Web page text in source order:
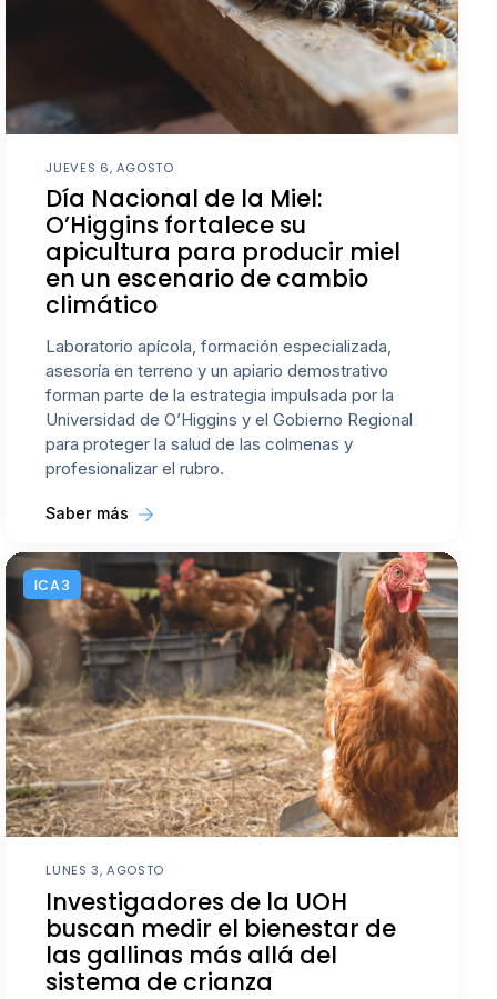
JUEVES 6, AGOSTO
Día Nacional de la Miel:
O’Higgins fortalece su
apicultura para producir miel
en un escenario de cambio
climático
Laboratorio apícola, formación especializada,
asesoría en terreno y un apiario demostrativo
forman parte de la estrategia impulsada por la
Universidad de O’Higgins y el Gobierno Regional
para proteger la salud de las colmenas y
profesionalizar el rubro.
Saber más
ICA3
LUNES 3, AGOSTO
Investigadores de la UOH
buscan medir el bienestar de
las gallinas más allá del
sistema de crianza